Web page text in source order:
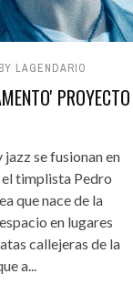
BY LAGENDARIO
PROYECTO
se fusionan en
timplista Pedro
que nace de la
en lugares
callejeras de la
a...